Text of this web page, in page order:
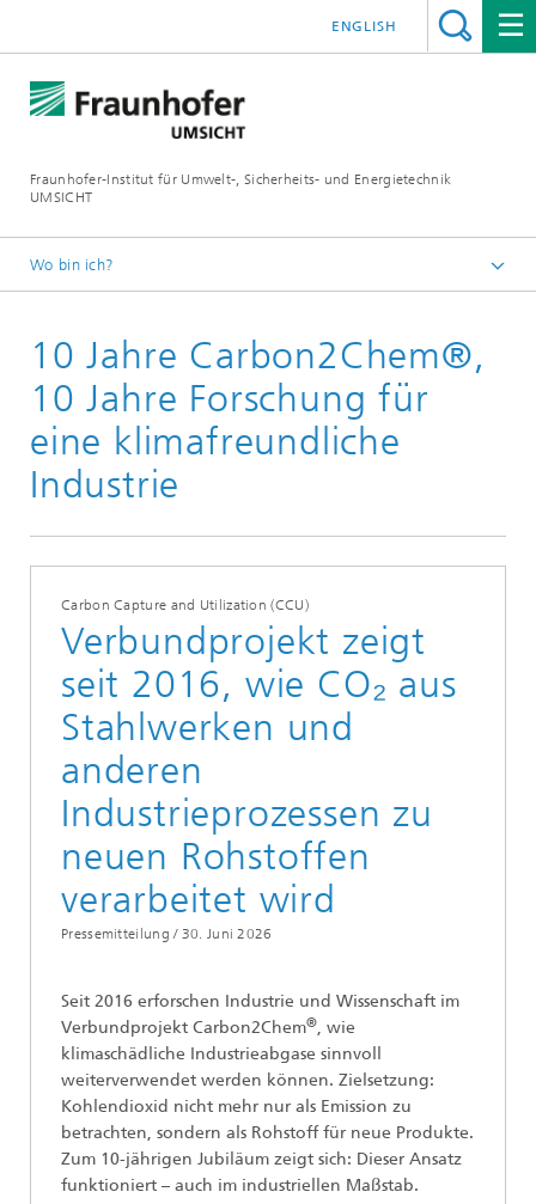
Fraunhofer-Institut für Umwelt-, Sicherheits- und Energietechnik
UMSICHT
ENGLISH
Wo bin ich?
Presse
Pressemitteilungen, Interviews und Meldungen
10 Jahre Carbon2Chem®,
10 Jahre Forschung für
eine klimafreundliche
Industrie
Carbon Capture and Utilization (CCU)
Verbundprojekt zeigt
seit 2016, wie CO₂ aus
Stahlwerken und
anderen
Industrieprozessen zu
neuen Rohstoffen
verarbeitet wird
Pressemitteilung / 30. Juni 2026
Seit 2016 erforschen Industrie und Wissenschaft im
Verbundprojekt Carbon2Chem®, wie
klimaschädliche Industrieabgase sinnvoll
weiterverwendet werden können. Zielsetzung:
Kohlendioxid nicht mehr nur als Emission zu
betrachten, sondern als Rohstoff für neue Produkte.
Zum 10-jährigen Jubiläum zeigt sich: Dieser Ansatz
funktioniert – auch im industriellen Maßstab.